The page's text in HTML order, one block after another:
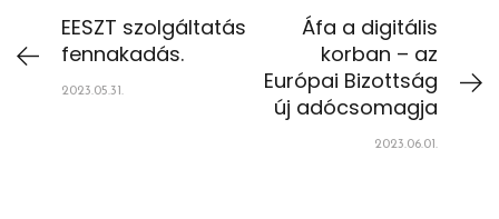
EESZT szolgáltatás
fennakadás.
2023.05.31.
Áfa a digitális
korban – az
Európai Bizottság
új adócsomagja
2023.06.01.